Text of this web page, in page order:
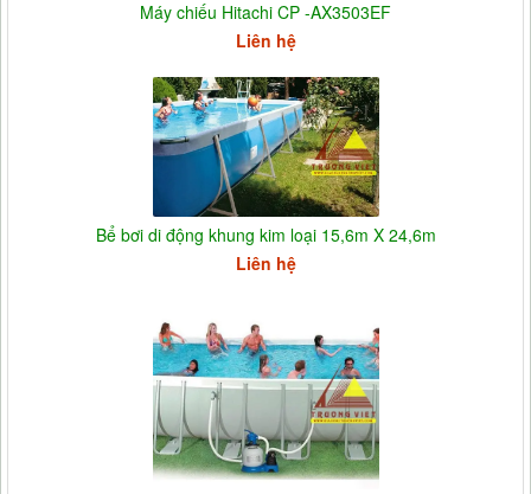
Máy chiếu Hitachi CP -AX3503EF
Liên hệ
Bể bơi di động khung kim loại 15,6m X 24,6m
Liên hệ